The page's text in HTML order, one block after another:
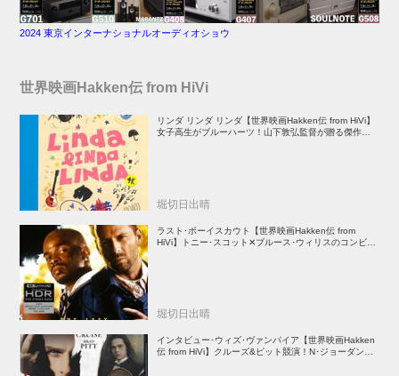
2024 東京インターナショナルオーディオショウ
世界映画Hakken伝 from HiVi
リンダ リンダ リンダ【世界映画Hakken伝 from HiVi】
女子高生がブルーハーツ！山下敦弘監督が贈る傑作青春
堀切日出晴
ラスト･ボーイスカウト【世界映画Hakken伝 from
HiVi】トニー･スコット✕ブルース･ウィリスのコンビが
堀切日出晴
インタビュー･ウィズ･ヴァンパイア【世界映画Hakken
伝 from HiVi】クルーズ&ピット競演！N･ジョーダン監